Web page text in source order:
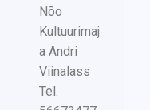
Nõo
Kultuurimaj
a Andri
Viinalass
Tel.